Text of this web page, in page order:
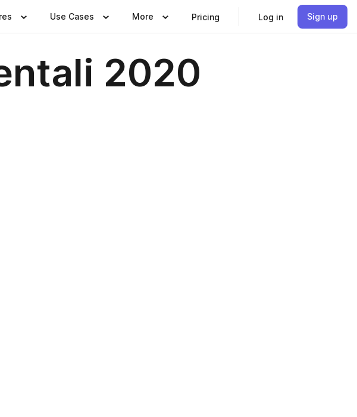
Use Cases More Pricing Log in Sign up
2020